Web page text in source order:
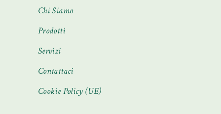
Chi Siamo
Prodotti
Servizi
Contattaci
Cookie Policy (UE)